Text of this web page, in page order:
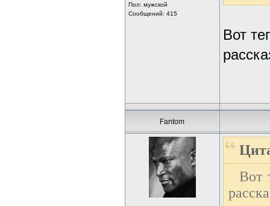
Пол: мужской
Сообщений: 415
Вот
Fantom
Вот